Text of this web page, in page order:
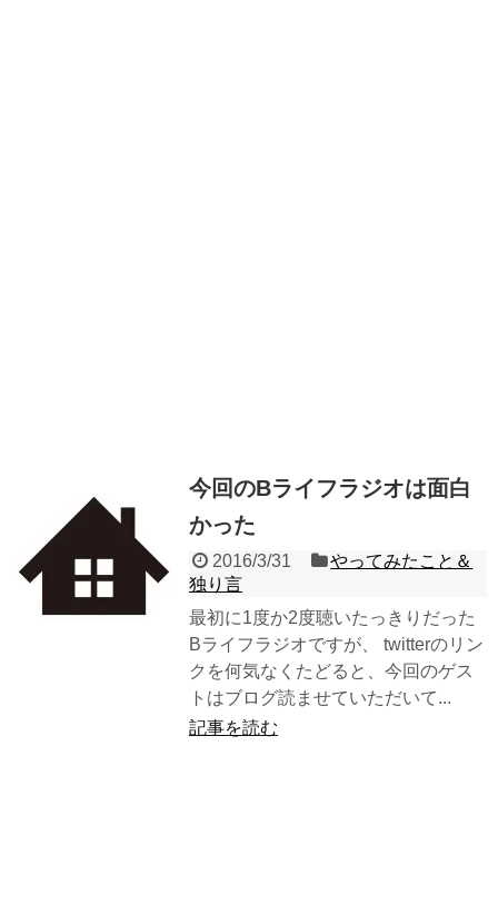
今回のBライフラジオは面白
かった
2016/3/31
やってみたこと＆
独り言
最初に1度か2度聴いたっきりだった
Bライフラジオですが、 twitterのリン
クを何気なくたどると、今回のゲス
トはブログ読ませていただいて...
記事を読む